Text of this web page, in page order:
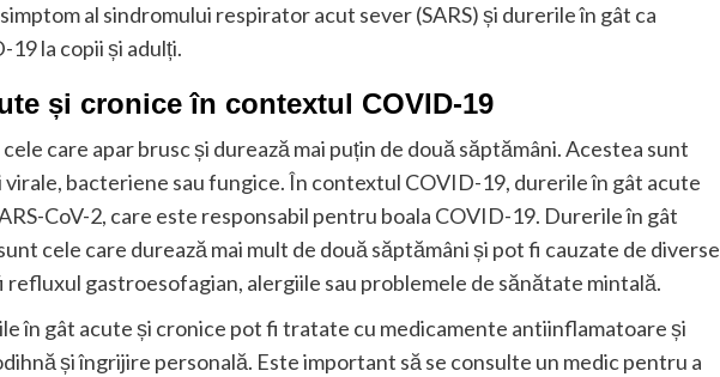
al sindromului respirator acut sever (SARS) și durerile în gât ca
la copii și adulți.
și cronice în contextul COVID-19
care apar brusc și durează mai puțin de două săptămâni. Acestea sunt
virale, bacteriene sau fungice. În contextul COVID-19, durerile în gât acute
CoV-2, care este responsabil pentru boala COVID-19. Durerile în gât
cele care durează mai mult de două săptămâni și pot fi cauzate de diverse
refluxul gastroesofagian, alergiile sau problemele de sănătate mintală.
în gât acute și cronice pot fi tratate cu medicamente antiinflamatoare și
și îngrijire personală. Este important să se consulte un medic pentru a